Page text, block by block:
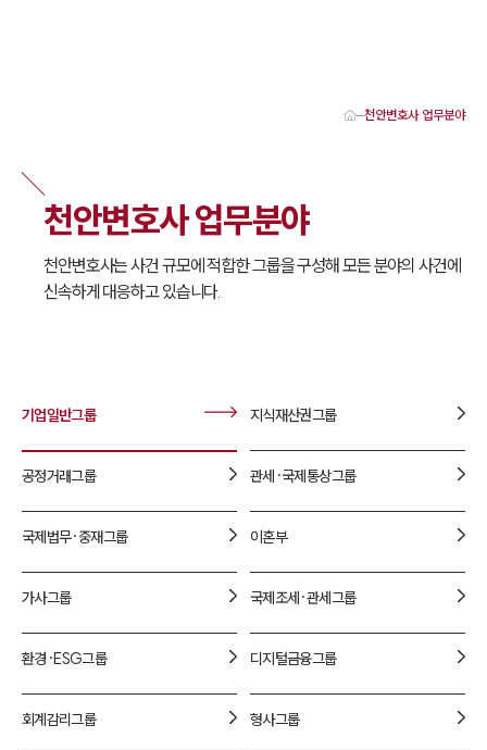
서울·대전·천안변호사
천안형사전문변호사
천안이혼전문변호사
천안학교폭력변호사
천안부동산변호사
천안음주운전·교통사고변호사
천안변호사 업무분야
1800-7905
천안변호사 업무분야
천안변호사 업무분야
천안변호사는 사건 규모에 적합한 그룹을 구성해 모든 분야의 사건에
신속하게 대응하고 있습니다.
기업일반그룹 지식재산권그룹
공정거래그룹 관세·국제통상그룹
국제법무·중재그룹 이혼부
가사그룹 국제조세·관세그룹
환경·ESG그룹 디지털금융그룹
회계감리그룹 형사그룹